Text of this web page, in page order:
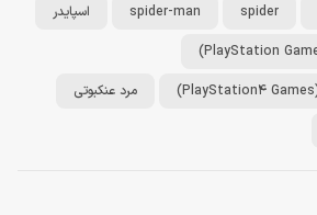
spider
spider-man
اسپایدر
مرد عنکبوتی